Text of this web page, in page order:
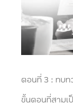
ตอนที่ 3 : ทบท
ขั้นตอนที่สามเ